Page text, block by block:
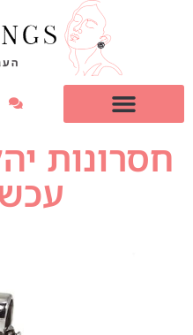
חסרונות